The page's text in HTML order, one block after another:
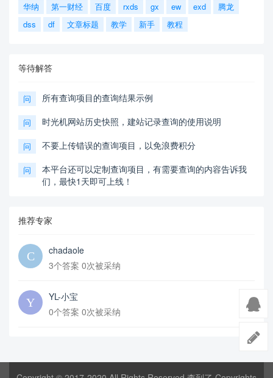
华纳
第一财经 百度 rxds gx ew exd
腾龙
dss
df 文章标题 教学 新手 教程
等待解答
问 所有查询项目的查询结果示例
问 时光机网站历史快照，建站记录查询的使用说明
问 不要上传错误的查询项目，以免浪费积分
问
本平台还可以定制查询项目，有需要查询的内容告诉我
们，最快1天即可上线！
推荐专家
chadaole
3个答案 0次被采纳
YL-小宝
0个答案 0次被采纳